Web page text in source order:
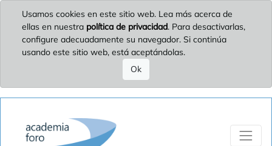
Usamos cookies en este sitio web. Lea más acerca de
ellas en nuestra política de privacidad. Para desactivarlas,
configure adecuadamente su navegador. Si continúa
usando este sitio web, está aceptándolas.
Ok